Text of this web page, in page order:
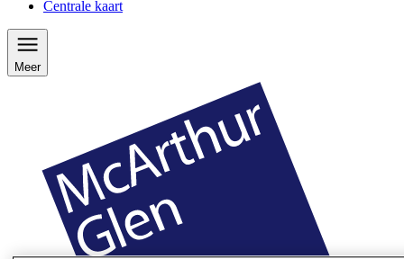
Centrale kaart
Meer